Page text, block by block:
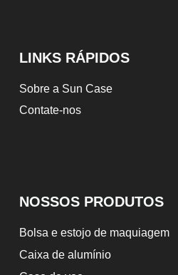
LINKS RÁPIDOS
Sobre a Sun Case
Contate-nos
NOSSOS PRODUTOS
Bolsa e estojo de maquiagem
Caixa de alumínio